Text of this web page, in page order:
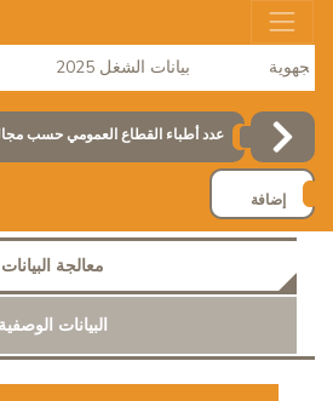
بيانات الشغل 2025
عدد أطباء القطاع العمومي حسب
إضافة
معالجة البيانات
البيانات الوصفية